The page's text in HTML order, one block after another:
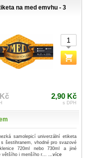
na med emvhu - 3
2,90 Kč
s DPH
samolepicí univerzální etiketa
s šestihranem, vhodné pro svazové
720ml nebo 730ml a jiné
většího i menšího r... ...více